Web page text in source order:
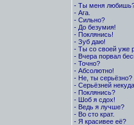
- Ты меня
- Ага.
- Сильно?
- До безумия!
- Поклянись!
- Зуб даю!
- Ты со своей уже
- Вчера порвал
- Точно?
- Абсолютно!
- Не, ты серьёзно?
- Серьёзней
- Поклянись?
- Шоб я сдох!
- Ведь я лучше?
- Во сто крат.
- Я красивее её?